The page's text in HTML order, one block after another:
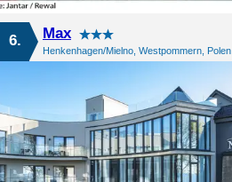
6. Max
Henkenhagen/Mielno, Westpommern, Polen